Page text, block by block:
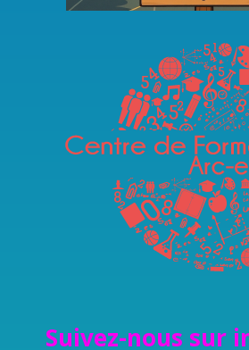
Suivez-nous sur